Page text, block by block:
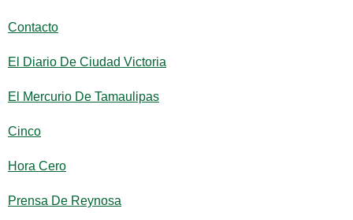
Contacto
El Diario De Ciudad Victoria
El Mercurio De Tamaulipas
Cinco
Hora Cero
Prensa De Reynosa